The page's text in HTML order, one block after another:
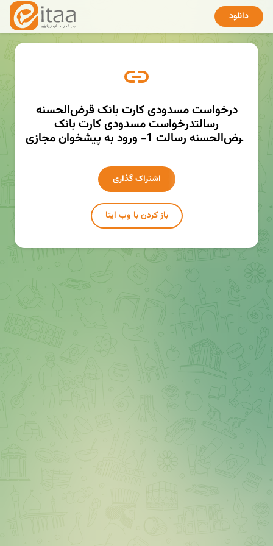
دانلود
درخواست مسدودی کارت بانک قرض‌الحسنه
رسالتدرخواست مسدودی کارت بانک
قرض‌الحسنه رسالت 1- ورود به پیشخوان مجازی
لینک کوتاه راهنما :
http://mmaher.ir/pdmkhttp://mmaher.ir/pd
mk
اشتراک گذاری
باز کردن با وب ایتا